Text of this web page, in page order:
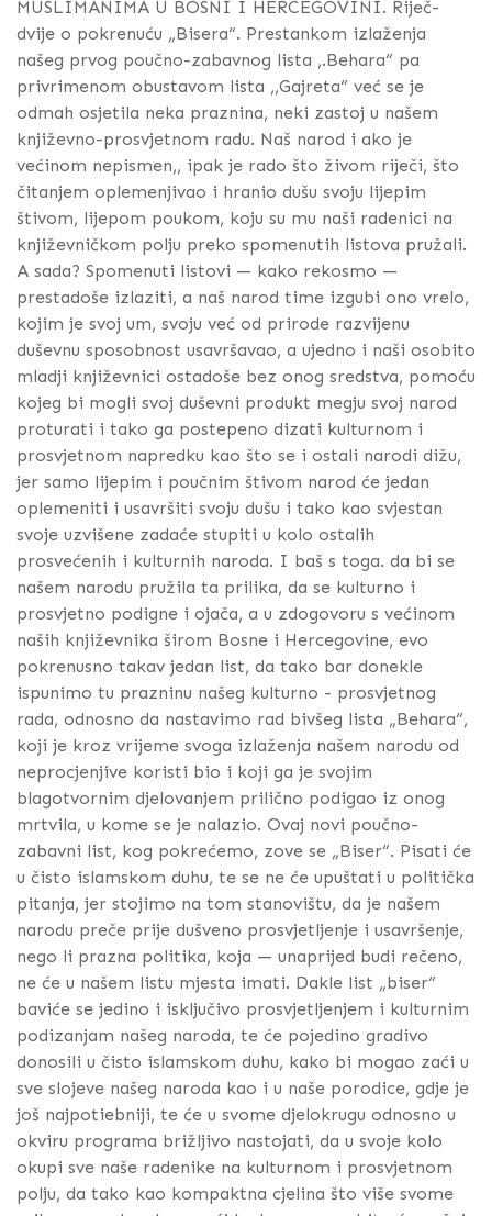
MUSLIMANIMA U BOSNI I HERCEGOVINI. Riječ-
dvije o pokrenuću „Bisera“. Prestankom izlaženja
našeg prvog poučno-zabavnog lista ,.Behara“ pa
privrimenom obustavom lista ,,Gajreta“ već se je
odmah osjetila neka praznina, neki zastoj u našem
književno-prosvjetnom radu. Naš narod i ako je
većinom nepismen,, ipak je rado što živom riječi, što
čitanjem oplemenjivao i hranio dušu svoju lijepim
štivom, lijepom poukom, koju su mu naši radenici na
književničkom polju preko spomenutih listova pružali.
A sada? Spomenuti listovi — kako rekosmo —
prestadoše izlaziti, a naš narod time izgubi ono vrelo,
kojim je svoj um, svoju već od prirode razvijenu
duševnu sposobnost usavršavao, a ujedno i naši osobito
mladji književnici ostadoše bez onog sredstva, pomoću
kojeg bi mogli svoj duševni produkt megju svoj narod
proturati i tako ga postepeno dizati kulturnom i
prosvjetnom napredku kao što se i ostali narodi dižu,
jer samo lijepim i poučnim štivom narod će jedan
oplemeniti i usavršiti svoju dušu i tako kao svjestan
svoje uzvišene zadaće stupiti u kolo ostalih
prosvećenih i kulturnih naroda. I baš s toga. da bi se
našem narodu pružila ta prilika, da se kulturno i
prosvjetno podigne i ojača, a u zdogovoru s većinom
naših književnika širom Bosne i Hercegovine, evo
pokrenusno takav jedan list, da tako bar donekle
ispunimo tu prazninu našeg kulturno - prosvjetnog
rada, odnosno da nastavimo rad bivšeg lista „Behara“,
koji je kroz vrijeme svoga izlaženja našem narodu od
neprocjenjive koristi bio i koji ga je svojim
blagotvornim djelovanjem prilično podigao iz onog
mrtvila, u kome se je nalazio. Ovaj novi poučno-
zabavni list, kog pokrećemo, zove se „Biser“. Pisati će
u čisto islamskom duhu, te se ne će upuštati u politička
pitanja, jer stojimo na tom stanovištu, da je našem
narodu preče prije dušveno prosvjetljenje i usavršenje,
nego li prazna politika, koja — unaprijed budi rečeno,
ne će u našem listu mjesta imati. Dakle list „biser“
baviće se jedino i isključivo prosvjetljenjem i kulturnim
podizanjam našeg naroda, te će pojedino gradivo
donosili u čisto islamskom duhu, kako bi mogao zaći u
sve slojeve našeg naroda kao i u naše porodice, gdje je
još najpotiebniji, te će u svome djelokrugu odnosno u
okviru programa brižljivo nastojati, da u svoje kolo
okupi sve naše radenike na kulturnom i prosvjetnom
polju, da tako kao kompaktna cjelina što više svome